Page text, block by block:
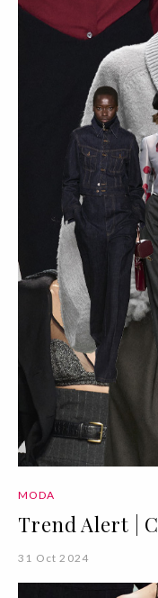
MODA
Trend Alert |
31 Oct 2024